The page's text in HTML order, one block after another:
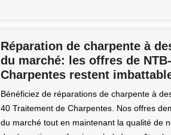
Réparation de charpente à
du marché: les offres de
Charpentes restent
Bénéficiez de réparations de charpente à
40 Traitement de Charpentes. Nos offres
du marché tout en maintenant la qualité de